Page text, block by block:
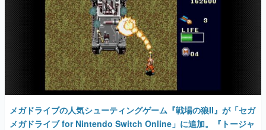
メガドライブの人気シューティングゲーム『戦場の狼II』が「セガ
メガドライブ for Nintendo Switch Online」に追加。『トージャ